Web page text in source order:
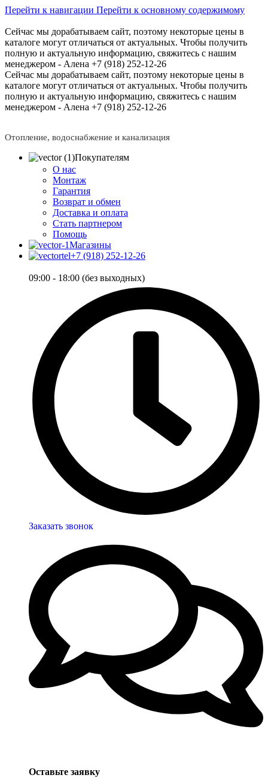
Перейти к навигации Перейти к основному содержимому
Сейчас мы дорабатываем сайт, поэтому некоторые цены в
каталоге могут отличаться от актуальных. Чтобы получить
полную и актуальную информацию, свяжитесь с нашим
менеджером - Алена +7 (918) 252-12-26
Сейчас мы дорабатываем сайт, поэтому некоторые цены в
каталоге могут отличаться от актуальных. Чтобы получить
полную и актуальную информацию, свяжитесь с нашим
менеджером - Алена +7 (918) 252-12-26
Отопление, водоснабжение и канализация
Покупателям
О нас
Монтаж
Гарантия
Возврат и обмен
Доставка и оплата
Стать партнером
Помощь
Магазины
+7 (918) 252-12-26
09:00 - 18:00 (без выходных)
Заказать звонок
Оставьте заявку